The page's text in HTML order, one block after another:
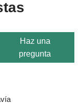
Haz una
pregunta